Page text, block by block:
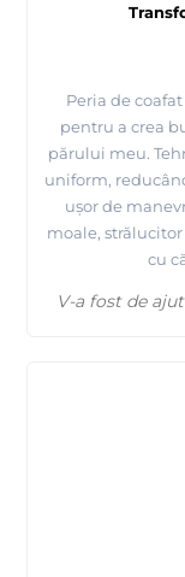
Peria de
pentru a crea
părului meu.
uniform,
ușor de
moale,
cu
V-a fost de